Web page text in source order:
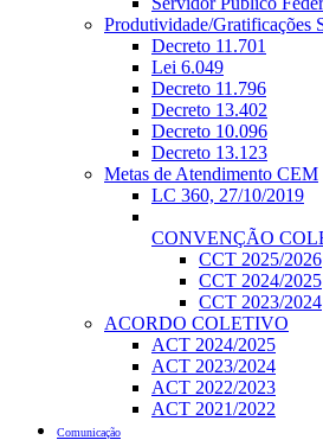
Produtividade/Gratificações
Decreto 11.701
Lei 6.049
Decreto 11.796
Decreto 13.402
Decreto 10.096
Decreto 13.123
Metas de Atendimento CEM
LC 360, 27/10/2019
CONVENÇÃO
CCT 2025/2026
CCT 2024/2025
CCT 2023/2024
ACORDO COLETIVO
ACT 2024/2025
ACT 2023/2024
ACT 2022/2023
ACT 2021/2022
Comunicação